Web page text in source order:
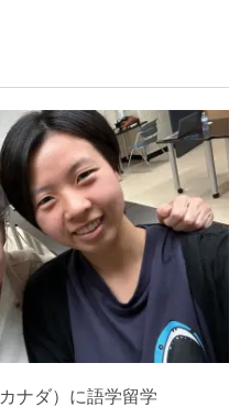
ナダ）に語学留学